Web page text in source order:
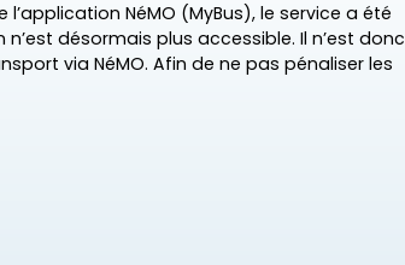
NéMO (MyBus), le service a été
désormais plus accessible. Il n’est donc
via NéMO. Afin de ne pas pénaliser les